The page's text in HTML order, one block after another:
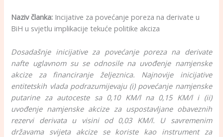
Naziv članka: Incijative za povećanje poreza na derivate u
BiH u svjetlu implikacije tekuće politike akciza
Dosadašnje inicijative za povećanje poreza na derivate
nafte uglavnom su se odnosile na uvođenje namjenske
akcize za financiranje željeznica. Najnovije inicijative
entitetskih vlada podrazumijevaju (i) povećanje namjenske
putarine za autoceste sa 0,10 KM/l na 0,15 KM/l i (ii)
uvođenje namjenske akcize za uspostavljane obaveznih
rezervi derivata u visini od 0,03 KM/l. U savremenim
državama svijeta akcize se koriste kao instrument za